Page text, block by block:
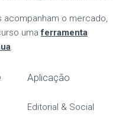
acompanham o mercado,
umaferramenta
.
Aplicação
Editorial & Social